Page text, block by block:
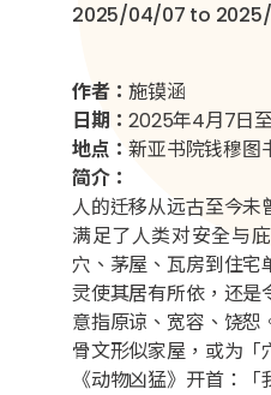
2025/04/07 to
作者：施镆涵
日期：2025年4月7日
地点：新亚书院钱穆图
简介：
人的迁移从远古至今未
满足了人类对安全与
穴、茅屋、瓦房到住宅
灵使其居有所依，还是
意指原谅、宽容、饶恕
骨文形似家屋，或为「
《动物凶猛》开首：